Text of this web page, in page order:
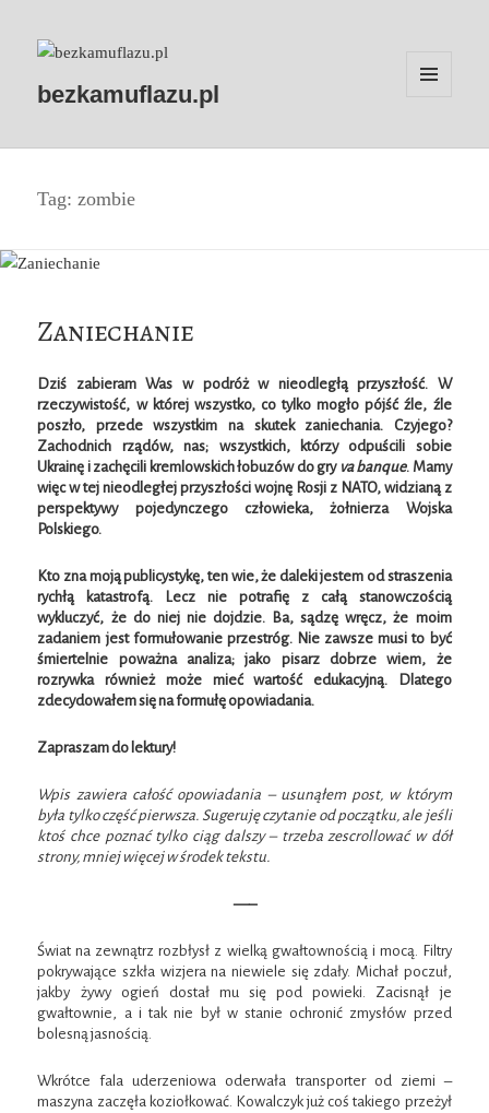
bezkamuflazu.pl
Tag:zombie
Zaniechanie
Dziś zabieram Was w podróż w nieodległą przyszłość. W
rzeczywistość, w której wszystko, co tylko mogło pójść źle, źle
poszło, przede wszystkim na skutek zaniechania. Czyjego?
Zachodnich rządów, nas; wszystkich, którzy odpuścili sobie
Ukrainę i zachęcili kremlowskich łobuzów do gry va banque. Mamy
więc w tej nieodległej przyszłości wojnę Rosji z NATO, widzianą z
perspektywy pojedynczego człowieka, żołnierza Wojska
Polskiego.
Kto zna moją publicystykę, ten wie, że daleki jestem od straszenia
rychłą katastrofą. Lecz nie potrafię z całą stanowczością
wykluczyć, że do niej nie dojdzie. Ba, sądzę wręcz, że moim
zadaniem jest formułowanie przestróg. Nie zawsze musi to być
śmiertelnie poważna analiza; jako pisarz dobrze wiem, że
rozrywka również może mieć wartość edukacyjną. Dlatego
zdecydowałem się na formułę opowiadania.
Zapraszam do lektury!
Wpis zawiera całość opowiadania – usunąłem post, w którym
była tylko część pierwsza. Sugeruję czytanie od początku, ale jeśli
ktoś chce poznać tylko ciąg dalszy – trzeba zescrollować w dół
strony, mniej więcej w środek tekstu.
—–
Świat na zewnątrz rozbłysł z wielką gwałtownością i mocą. Filtry
pokrywające szkła wizjera na niewiele się zdały. Michał poczuł,
jakby żywy ogień dostał mu się pod powieki. Zacisnął je
gwałtownie, a i tak nie był w stanie ochronić zmysłów przed
bolesną jasnością.
Wkrótce fala uderzeniowa oderwała transporter od ziemi –
maszyna zaczęła koziołkować. Kowalczyk już coś takiego przeżył